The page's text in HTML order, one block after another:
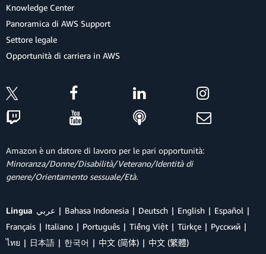
Knowledge Center
Panoramica di AWS Support
Settore legale
Opportunità di carriera in AWS
Amazon è un datore di lavoro per le pari opportunità:
Minoranza/Donne/Disabilità/Veterano/Identità di
genere/Orientamento sessuale/Età.
Lingua عربي Bahasa Indonesia Deutsch English
Español
Français
Italiano Português Tiếng Việt Türkçe
Ρусский
ไทย
日本語 한국어 中文 (简体) 中文 (繁體)